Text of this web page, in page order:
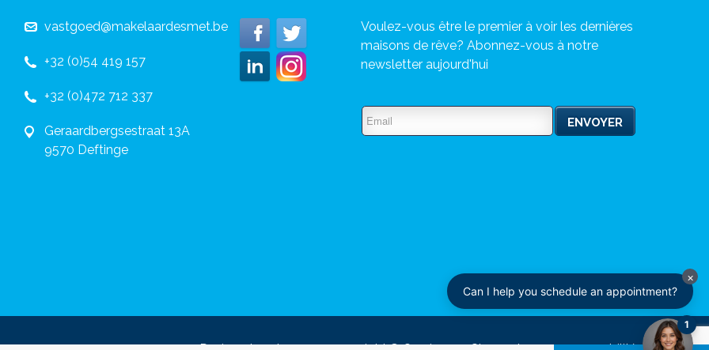
vastgoed@makelaardesmet.be
+32 (0)54 419 157
+32 (0)472 712 337
Geraardbergsestraat 13A
9570 Deftinge
Voulez-vous être le premier à voir les dernières
maisons de rêve? Abonnez-vous à notre
newsletter aujourd'hui